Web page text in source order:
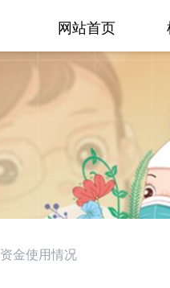
网站首页
资金使用情况